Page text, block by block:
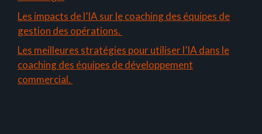
Les impacts de l’IA sur le coaching des équipes de
gestion des opérations.
Les meilleures stratégies pour utiliser l’IA dans le
coaching des équipes de développement
commercial.